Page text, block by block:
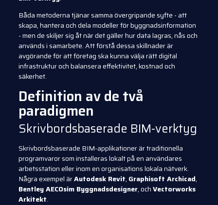
Båda metoderna tjänar samma övergripande syfte - att
skapa, hantera och dela modeller för byggnadsinformation
- men de skiljer sig åt när det gäller hur data lagras, nås och
används i samarbete. Att förstå dessa skillnader är
avgörande för att företag ska kunna välja rätt digital
infrastruktur och balansera effektivitet, kostnad och
säkerhet.
Definition av de två
paradigmen
Skrivbordsbaserade BIM-verktyg
Skrivbordsbaserade BIM-applikationer är traditionella
programvaror som installeras lokalt på en användares
arbetsstation eller inom en organisations lokala nätverk.
Några exempel ärAutodesk Revit, Graphisoft Archicad,
Bentley AECOsim Byggnadsdesigner, ochVectorworks
Arkitekt.